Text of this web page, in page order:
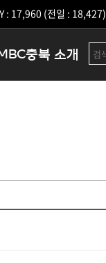
: 17,960 (전일 : 18,427)
충북 소개
는길